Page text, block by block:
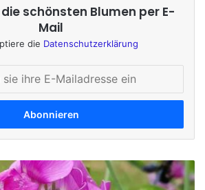
schönsten Blumen per E-
Mail
die Datenschutzerklärung